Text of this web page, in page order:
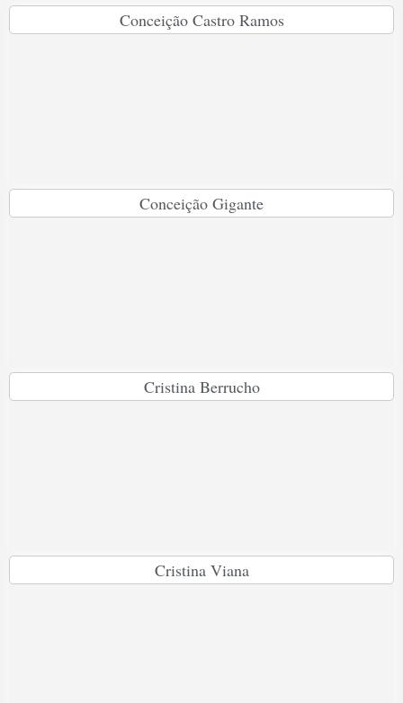
Conceição Castro Ramos
Conceição Gigante
Cristina Berrucho
Cristina Viana